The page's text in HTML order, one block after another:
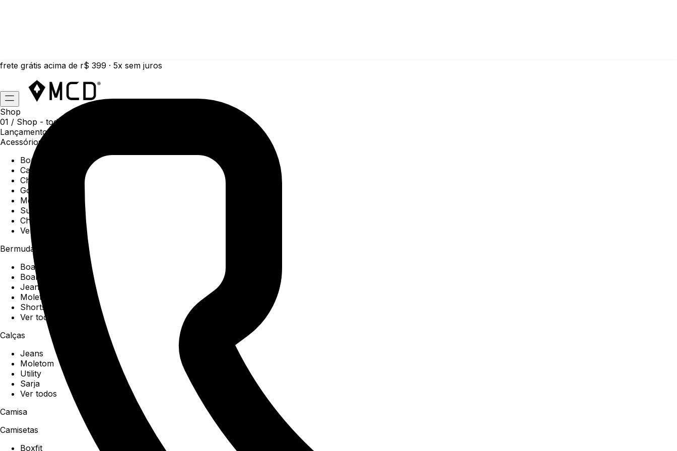
frete grátis acima de r$ 399 · 5x sem juros
Shop
01 / Shop - todas as categorias da coleção atual
Lançamentos da semana
Acessórios
Boné
Carteiras
Chaveiros
Gorros
Meias
Sunga
Chinelos
Ver todos
Bermudas
Boardshorts
Boardwalk
Jeans
Moletom
Shorts
Ver todos
Calças
Jeans
Moletom
Utility
Sarja
Ver todos
Camisa
Camisetas
Boxfit